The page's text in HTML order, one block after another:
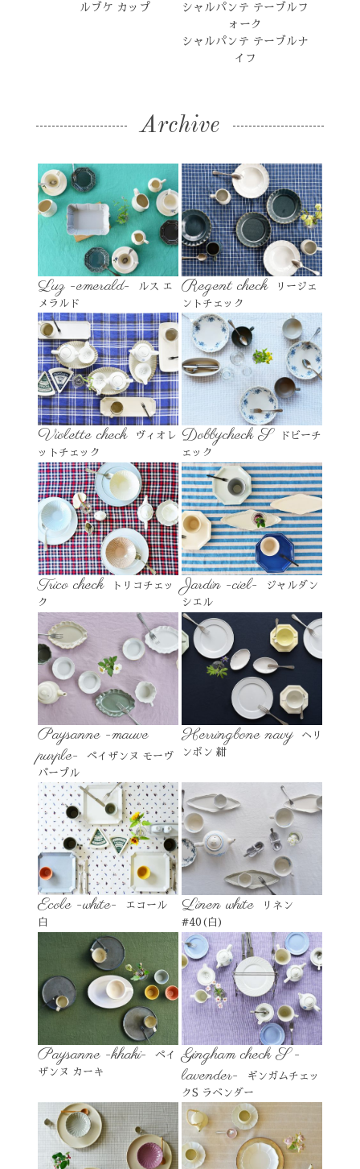
ルブケ カップ
シャルパンテ テーブルフ
ォーク
シャルパンテ テーブルナ
イフ
Archive
Luz -emerald-
ルス エ
メラルド
Regent check
リージェ
ントチェック
Violette check
ヴィオレ
ットチェック
Dobbycheck S
ドビーチ
ェック
Trico check
トリコチェッ
ク
Jardin -ciel-
ジャルダン
シエル
Paysanne -mauve
purple-
ペイザンヌ モーヴ
パープル
Herringbone navy
ヘリ
ンボン 紺
Ecole -white-
エコール
白
Linen white
リネン
#40(白)
Paysanne -khaki-
ペイ
ザンヌ カーキ
Gingham check S -
lavender-
ギンガムチェッ
クS ラベンダー